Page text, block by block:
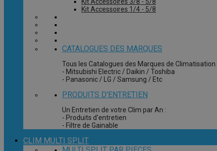
Kit Accessoires 1/4 - 5/8
CATALOGUES DES MARQUES
Tous les Catalogues des Marques de Climatisation
- Mitsubishi Electric / Daikin / Toshiba
- Panasonic / LG / Samsung / Etc
PRODUITS D'ENTRETIEN
Un Entretien de votre Clim par An :
- Produits d'entretien
- Filtre de Gainable
CLIM MULTI SPLIT